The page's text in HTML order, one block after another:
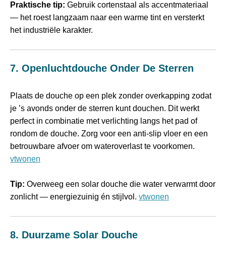
Praktische tip: Gebruik cortenstaal als accentmateriaal
— het roest langzaam naar een warme tint en versterkt
het industriële karakter.
7. Openluchtdouche Onder De Sterren
Plaats de douche op een plek zonder overkapping zodat
je ’s avonds onder de sterren kunt douchen. Dit werkt
perfect in combinatie met verlichting langs het pad of
rondom de douche. Zorg voor een anti‑slip vloer en een
betrouwbare afvoer om wateroverlast te voorkomen.
vtwonen
Tip: Overweeg een solar douche die water verwarmt door
zonlicht — energiezuinig én stijlvol. vtwonen
8. Duurzame Solar Douche